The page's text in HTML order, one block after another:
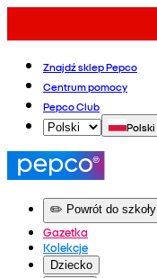
Znajdź sklep Pepco
Centrum pomocy
Pepco Club
Polski
✏️ Powrót do szkoły
Gazetka
Kolekcje
Dziecko